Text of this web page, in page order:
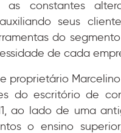
as constantes
seus
do
de cada
proprietário
do escritório de
ao lado de uma
o ensino